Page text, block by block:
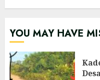
YOU MAY HAVE